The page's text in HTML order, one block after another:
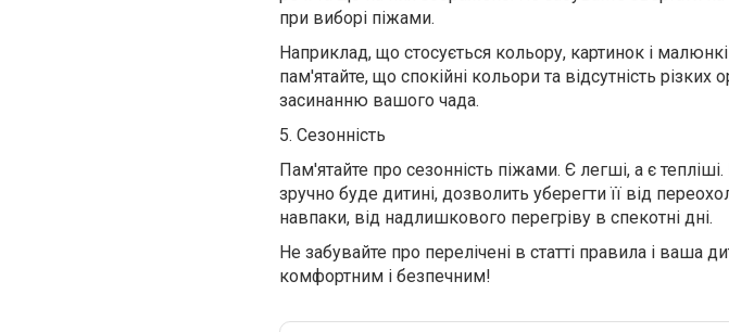
при виборі піжами.
Наприклад, що стосується кольору, картинок і
пам'ятайте, що спокійні кольори та відсутність
засинанню вашого чада.
5. Сезонність
Пам'ятайте про сезонність піжами. Є легші, а є
зручно буде дитині, дозволить уберегти її від
навпаки, від надлишкового перегріву в спекотні дні.
Не забувайте про перелічені в статті правила і ваша
комфортним і безпечним!